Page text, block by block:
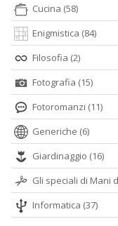
Cucina (58)
Enigmistica (84)
Filosofia (2)
Fotografia (15)
Fotoromanzi (11)
Generiche (6)
Giardinaggio (16)
Gli speciali di Mani
Informatica (37)